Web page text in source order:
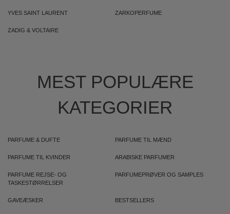
YVES SAINT LAURENT ZARKOPERFUME
ZADIG & VOLTAIRE
MEST POPULÆRE
KATEGORIER
PARFUME & DUFTE PARFUME TIL MÆND
PARFUME TIL KVINDER ARABISKE PARFUMER
PARFUME REJSE- OG
TASKESTØRRELSER
PARFUMEPRØVER OG SAMPLES
GAVEÆSKER BESTSELLERS